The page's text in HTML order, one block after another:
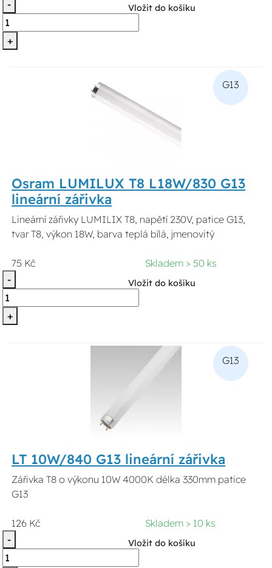
-
+
Vložit do košíku
G13
Osram LUMILUX T8 L18W/830 G13
lineární zářivka
Lineární zářivky LUMILIX T8, napětí 230V, patice G13,
tvar T8, výkon 18W, barva teplá bílá, jmenovitý
75 Kč
Skladem > 50 ks
-
+
Vložit do košíku
G13
LT 10W/840 G13 lineární zářivka
Zářivka T8 o výkonu 10W 4000K délka 330mm patice
G13
126 Kč
Skladem > 10 ks
-
Vložit do košíku